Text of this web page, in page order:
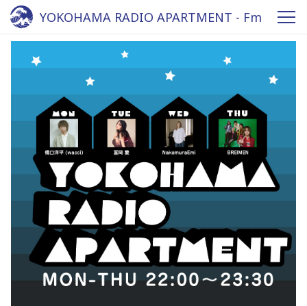
YOKOHAMA RADIO APARTMENT - Fm
yokohama 84.7